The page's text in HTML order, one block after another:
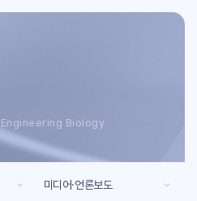
Biology
미디어·언론보도